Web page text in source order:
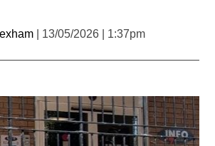
| 13/05/2026 | 1:37pm